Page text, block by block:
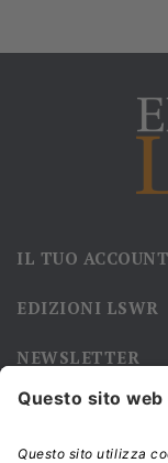
IL TUO ACCOUNT
EDIZIONI LSWR
NEWSLETTER
Iscriviti alla nostra